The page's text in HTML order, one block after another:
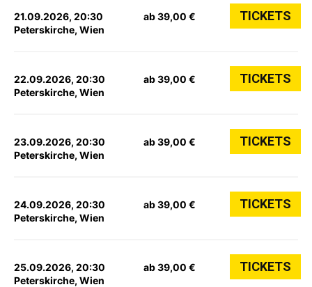
21.09.2026, 20:30
Peterskirche, Wien
ab 39,00 € TICKETS
22.09.2026, 20:30
Peterskirche, Wien
ab 39,00 € TICKETS
23.09.2026, 20:30
Peterskirche, Wien
ab 39,00 € TICKETS
24.09.2026, 20:30
Peterskirche, Wien
ab 39,00 € TICKETS
25.09.2026, 20:30
Peterskirche, Wien
ab 39,00 € TICKETS